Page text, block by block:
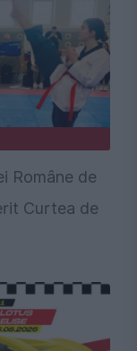
Române de
Curtea de